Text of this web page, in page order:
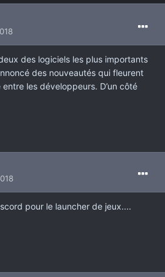
des logiciels les plus importants
des nouveautés qui fleurent
les développeurs. D’un côté
pour le launcher de jeux....